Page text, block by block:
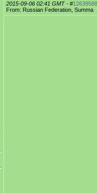
2015-09-06 02:41 GMT- #12639588
From: Russian Federation, Summa